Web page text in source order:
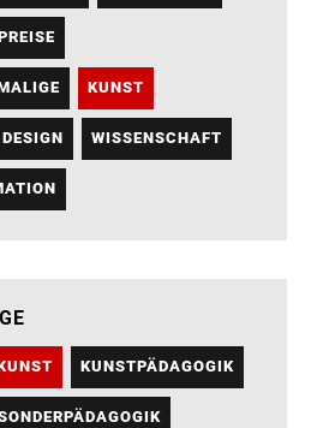
KUNST
DESIGN WISSENSCHAFT
KUNSTPÄDAGOGIK